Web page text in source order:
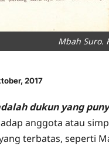
Mbah Suro.
2017
dukun yang
anggota atau
terbatas, seperti